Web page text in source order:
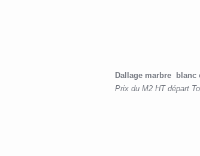
Dallage marbre blanc
Prix du M2 HT départ